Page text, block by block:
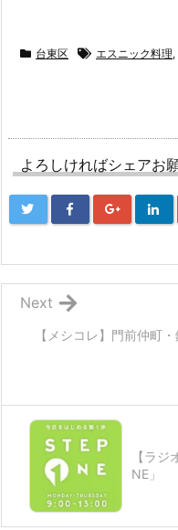
台東区 エスニック料理,
よろしければシェアお
【メシコレ】門前仲町
Next
【ラ
NE」